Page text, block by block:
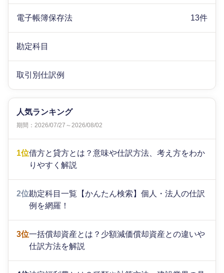
電子帳簿保存法 13件
勘定科目
取引別仕訳例
人気ランキング
期間：2026/07/27～2026/08/02
1位借方と貸方とは？意味や仕訳方法、考え方をわか
りやすく解説
2位勘定科目一覧【かんたん検索】個人・法人の仕訳
例を網羅！
3位一括償却資産とは？少額減価償却資産との違いや
仕訳方法を解説